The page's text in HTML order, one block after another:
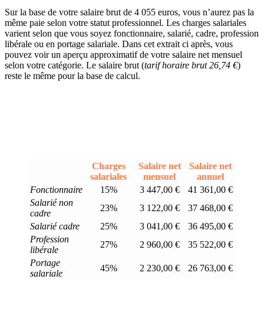
Sur la base de votre salaire brut de 4 055 euros, vous n’aurez pas la
même paie selon votre statut professionnel. Les charges salariales
varient selon que vous soyez fonctionnaire, salarié, cadre, profession
libérale ou en portage salariale. Dans cet extrait ci après, vous
pouvez voir un aperçu approximatif de votre salaire net mensuel
selon votre catégorie. Le salaire brut (tarif horaire brut 26,74 €)
reste le même pour la base de calcul.
Charges
salariales
Salaire net
mensuel
Salaire net
annuel
Fonctionnaire
15% 3 447,00 €
41 361,00 €
Salarié non
cadre
23% 3 122,00 €
37 468,00 €
Salarié cadre
25% 3 041,00 €
36 495,00 €
Profession
libérale
27% 2 960,00 €
35 522,00 €
Portage
salariale
45% 2 230,00 € 26 763,00 €